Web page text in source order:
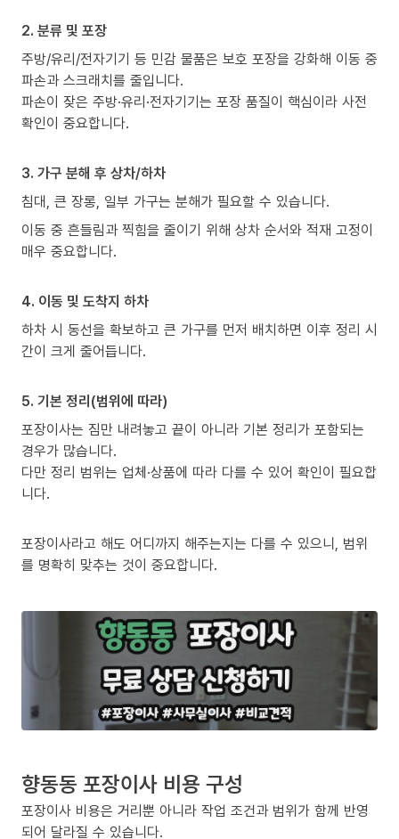
2. 분류 및 포장
주방/유리/전자기기 등 민감 물품은 보호 포장을 강화해 이동 중
파손과 스크래치를 줄입니다.
파손이 잦은 주방·유리·전자기기는 포장 품질이 핵심이라 사전
확인이 중요합니다.
3. 가구 분해 후 상차/하차
침대, 큰 장롱, 일부 가구는 분해가 필요할 수 있습니다.
이동 중 흔들림과 찍힘을 줄이기 위해 상차 순서와 적재 고정이
매우 중요합니다.
4. 이동 및 도착지 하차
하차 시 동선을 확보하고 큰 가구를 먼저 배치하면 이후 정리 시
간이 크게 줄어듭니다.
5. 기본 정리(범위에 따라)
포장이사는 짐만 내려놓고 끝이 아니라 기본 정리가 포함되는
경우가 많습니다.
다만 정리 범위는 업체·상품에 따라 다를 수 있어 확인이 필요합
니다.
포장이사라고 해도 어디까지 해주는지는 다를 수 있으니, 범위
를 명확히 맞추는 것이 중요합니다.
향동동 포장이사 비용 구성
포장이사 비용은 거리뿐 아니라 작업 조건과 범위가 함께 반영
되어 달라질 수 있습니다.